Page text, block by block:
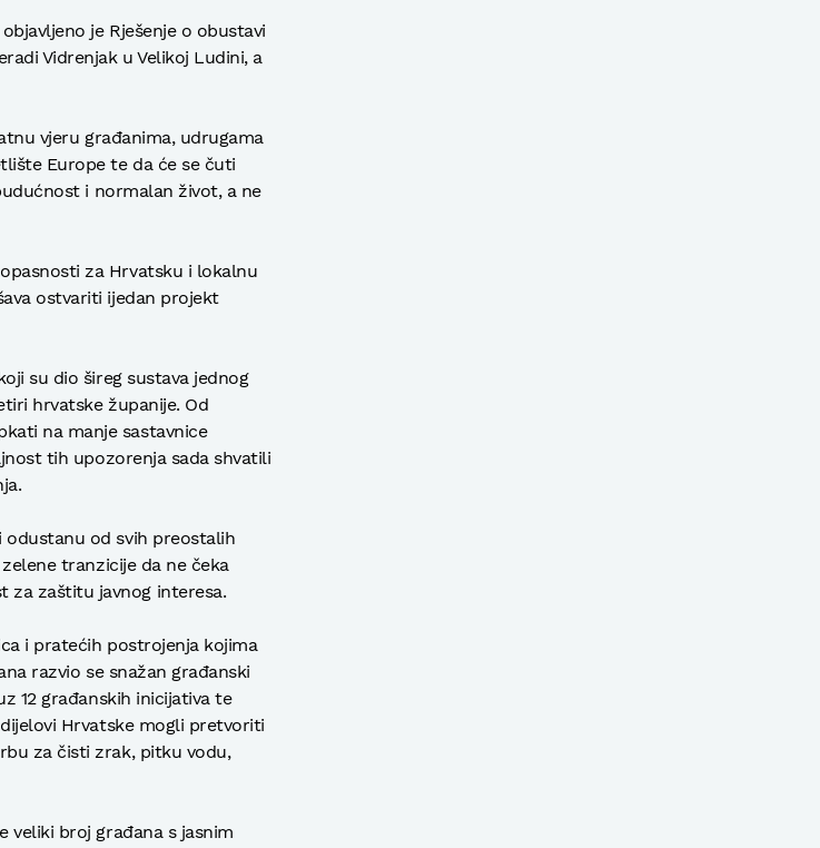
je Rješenje o obustavi
Vidrenjak u Velikoj Ludini, a
vjeru građanima, udrugama
Europe te da će se čuti
i normalan život, a ne
za Hrvatsku i lokalnu
ostvariti ijedan projekt
su dio šireg sustava jednog
hrvatske županije. Od
na manje sastavnice
tih upozorenja sada shvatili
odustanu od svih preostalih
tranzicije da ne čeka
za zaštitu javnog interesa.
i pratećih postrojenja kojima
razvio se snažan građanski
12 građanskih inicijativa te
Hrvatske mogli pretvoriti
za čisti zrak, pitku vodu,
veliki broj građana s jasnim